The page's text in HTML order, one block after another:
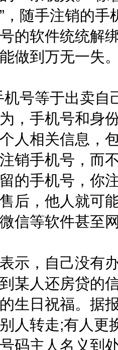
，随手注销的
的软件统统解
做到万无一失
等于出卖自
，手机号和身
人相关信息，
销手机号，而
的手机号，你
后，他人就可
信等软件甚至
，自己没有办
某人还房贷的
生日祝福。据
人转走;有人
码主人名义到